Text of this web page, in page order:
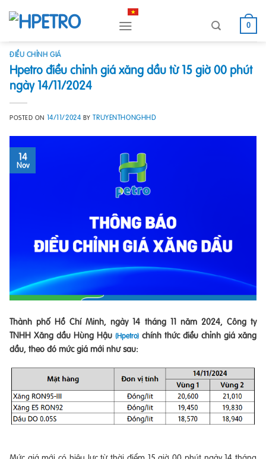
content
0
ĐIỀU CHỈNH GIÁ
Hpetro điều chỉnh giá xăng dầu từ 15 giờ 00 phút
ngày 14/11/2024
POSTED ON 14/11/2024 BYTRUYENTHONGHHD
14
Nov
Thành phố Hồ Chí Minh, ngày 14 tháng 11 năm 2024, Công ty
TNHH Xăng dầu Hùng Hậu(Hpetro) chính thức điều chỉnh giá xăng
dầu, theo đó mức giá mới như sau: